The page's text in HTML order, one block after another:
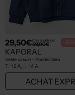
29,50€Prix boutique :
59,00€ -50%
KAPORAL
Veste casual - Poches bleu
T : 12 A, ... 14 A
ACHAT